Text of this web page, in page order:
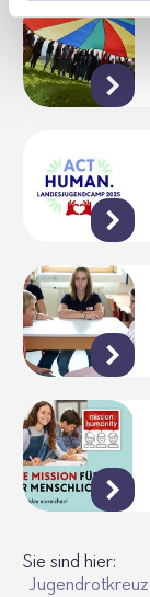
Sie sind hier:
Jugendrotkreuz